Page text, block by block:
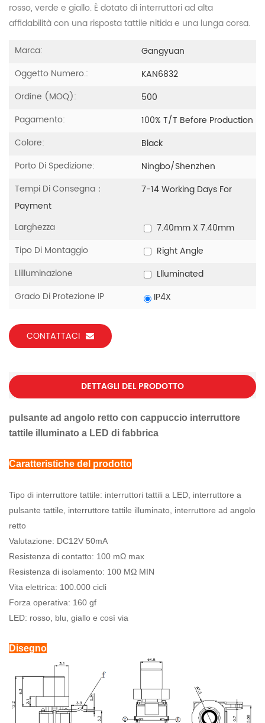
rosso, verde e giallo. È dotato di interruttori ad alta
affidabilità con una risposta tattile nitida e una lunga corsa.
Marca:
Gangyuan
Oggetto Numero.:
KAN6832
Ordine (MOQ):
500
Pagamento:
100% T/T Before Production
Colore:
Black
Porto Di Spedizione:
Ningbo/Shenzhen
Tempi Di Consegna：
7-14 Working Days For
Payment
Larghezza
7.40mm X 7.40mm
Tipo Di Montaggio
Right Angle
Llilluminazione
Llluminated
Grado Di Protezione IP
IP4X
CONTATTACI
DETTAGLI DEL PRODOTTO
pulsante ad angolo retto con cappuccio interruttore
tattile illuminato a LED di fabbrica
Caratteristiche del prodotto
Tipo di interruttore tattile: interruttori tattili a LED, interruttore a
pulsante tattile, interruttore tattile illuminato, interruttore ad angolo
retto
Valutazione: DC12V 50mA
Resistenza di contatto: 100 mΩ max
Resistenza di isolamento: 100 MΩ MIN
Vita elettrica: 100.000 cicli
Forza operativa: 160 gf
LED: rosso, blu, giallo e così via
Disegno